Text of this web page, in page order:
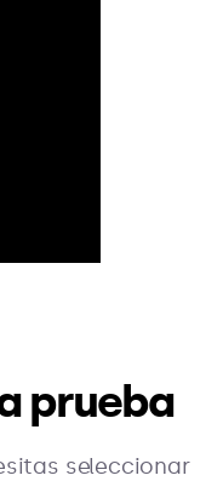
prueba
seleccionar